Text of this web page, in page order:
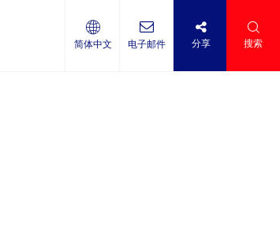
简体中文 电子邮件 分享 搜索